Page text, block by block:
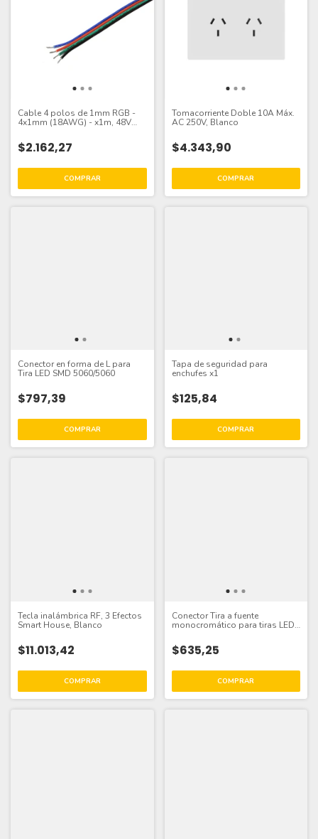
Cable 4 polos de 1mm RGB -
4x1mm (18AWG) - x1m, 48V
$2.162,27
Tomacorriente Doble 10A Máx.
AC 250V, Blanco
$4.343,90
Conector en forma de L para
Tira LED SMD 5060/5060
$797,39
Tapa de seguridad para
enchufes x1
$125,84
Tecla inalámbrica RF, 3 Efectos
Smart House, Blanco
$11.013,42
Conector Tira a fuente
monocromático para tiras LED
$635,25